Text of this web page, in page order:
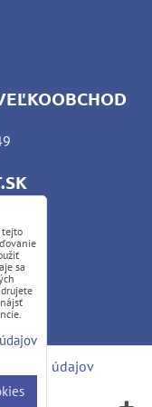
údajov
tejto
sa